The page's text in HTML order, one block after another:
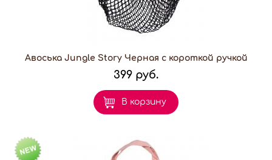
Авоська Jungle Story Черная с короткой ручкой
399 руб.
В корзину